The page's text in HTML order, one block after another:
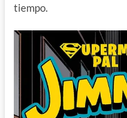
tiempo.